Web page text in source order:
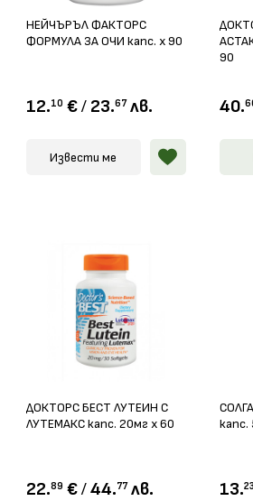
НЕЙЧЪРЪЛ ФАКТОРС
ФОРМУЛА ЗА ОЧИ капс. х 90
12.10 € / 23.67 лв.
Извести ме
90
40.
ДОКТОРС БЕСТ ЛУТЕИН С
ЛУТЕМАКС капс. 20мг х 60
22.89 € / 44.77 лв.
капс.
13.23